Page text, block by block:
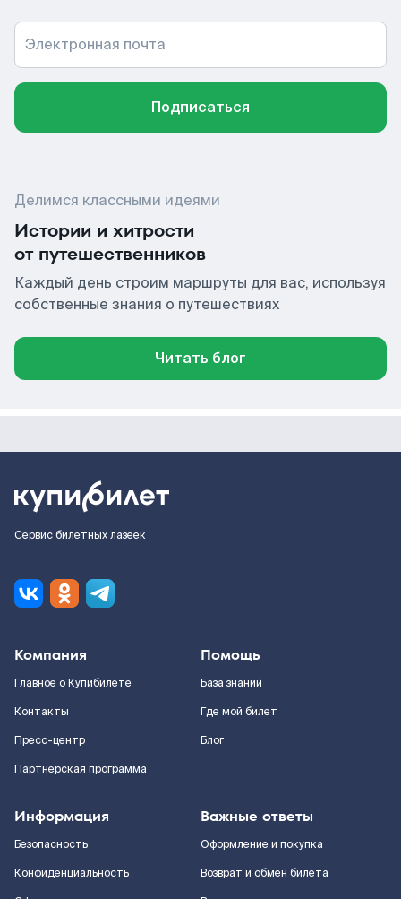
Электронная почта
Подписаться
Делимся классными идеями
Истории и хитрости
от путешественников
Каждый день строим маршруты для вас, используя
собственные знания о путешествиях
Читать блог
Сервис билетных лазеек
Компания
Главное о Купибилете
Контакты
Пресс-центр
Партнерская программа
Помощь
База знаний
Где мой билет
Блог
Информация
Безопасность
Конфиденциальность
Важные ответы
Оформление и покупка
Возврат и обмен билета